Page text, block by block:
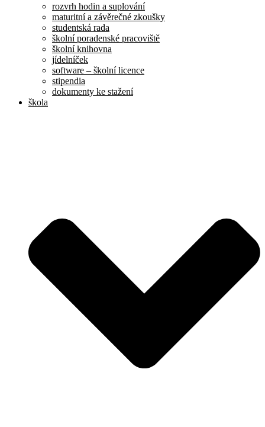
rozvrh hodin a suplování
maturitní a závěrečné zkoušky
studentská rada
školní poradenské pracoviště
školní knihovna
jídelníček
software – školní licence
stipendia
dokumenty ke stažení
škola